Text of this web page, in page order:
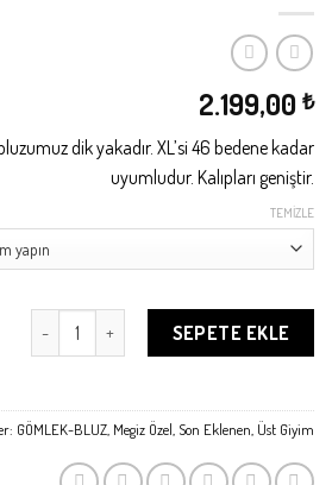
2.199,00 ₺
dik yakadır. XL’si 46 bedene kadar
uyumludur. Kalıpları geniştir.
TEMIZLE
Chopin Gömlek-Bluz adetSEPETE EKLE
GÖMLEK-BLUZ Megiz Özel Son Eklenen Üst Giyim